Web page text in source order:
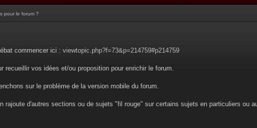
pour le forum ?
commencer ici : viewtopic.php?f=73&p=214759#p214759
recueillir vos idées et/ou proposition pour enrichir le forum.
sur le problème de la version mobile du forum.
rajoute d'autres sections ou de sujets "fil rouge" sur certains sujets en particuliers ou